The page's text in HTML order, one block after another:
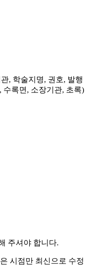
, 학술지명, 권호, 발행
수록면, 소장기관, 초록)
주셔야 합니다.
시점만 최신으로 수정